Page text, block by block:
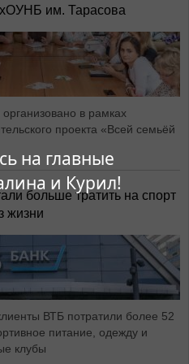
на главные
и Курил!
им. Тарасова
в рамках
проекта «Всей семьёй
больше тратить на спорт
жизни
ВТБ потратили более 52
питание, одежду и
клубы